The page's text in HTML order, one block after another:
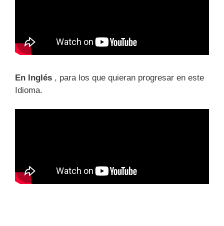
En Inglés , para los que quieran progresar en este
Idioma.